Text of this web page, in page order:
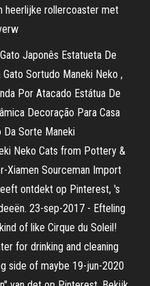
heerlijke rollercoaster met
Japonês Estatueta De
Sortudo Maneki Neko ,
Por Atacado Estátua De
Decoração Para Casa
Da Sorte Maneki
Neko Cats from Pottery &
Xiamen Sourceman Import
ontdekt op Pinterest, 's
23-sep-2017 - Efteling
of like Cirque du Soleil!
for drinking and cleaning
side of maybe 19-jun-2020